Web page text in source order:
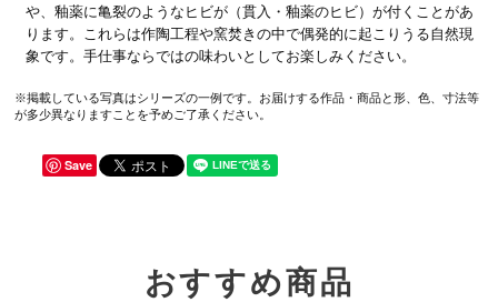
や、釉薬に亀裂のようなヒビが（貫入・釉薬のヒビ）が付くことがあ
ります。これらは作陶工程や窯焚きの中で偶発的に起こりうる自然現
象です。手仕事ならではの味わいとしてお楽しみください。
※掲載している写真はシリーズの一例です。お届けする作品・商品と形、色、寸法等
が多少異なりますことを予めご了承ください。
Save
おすすめ商品